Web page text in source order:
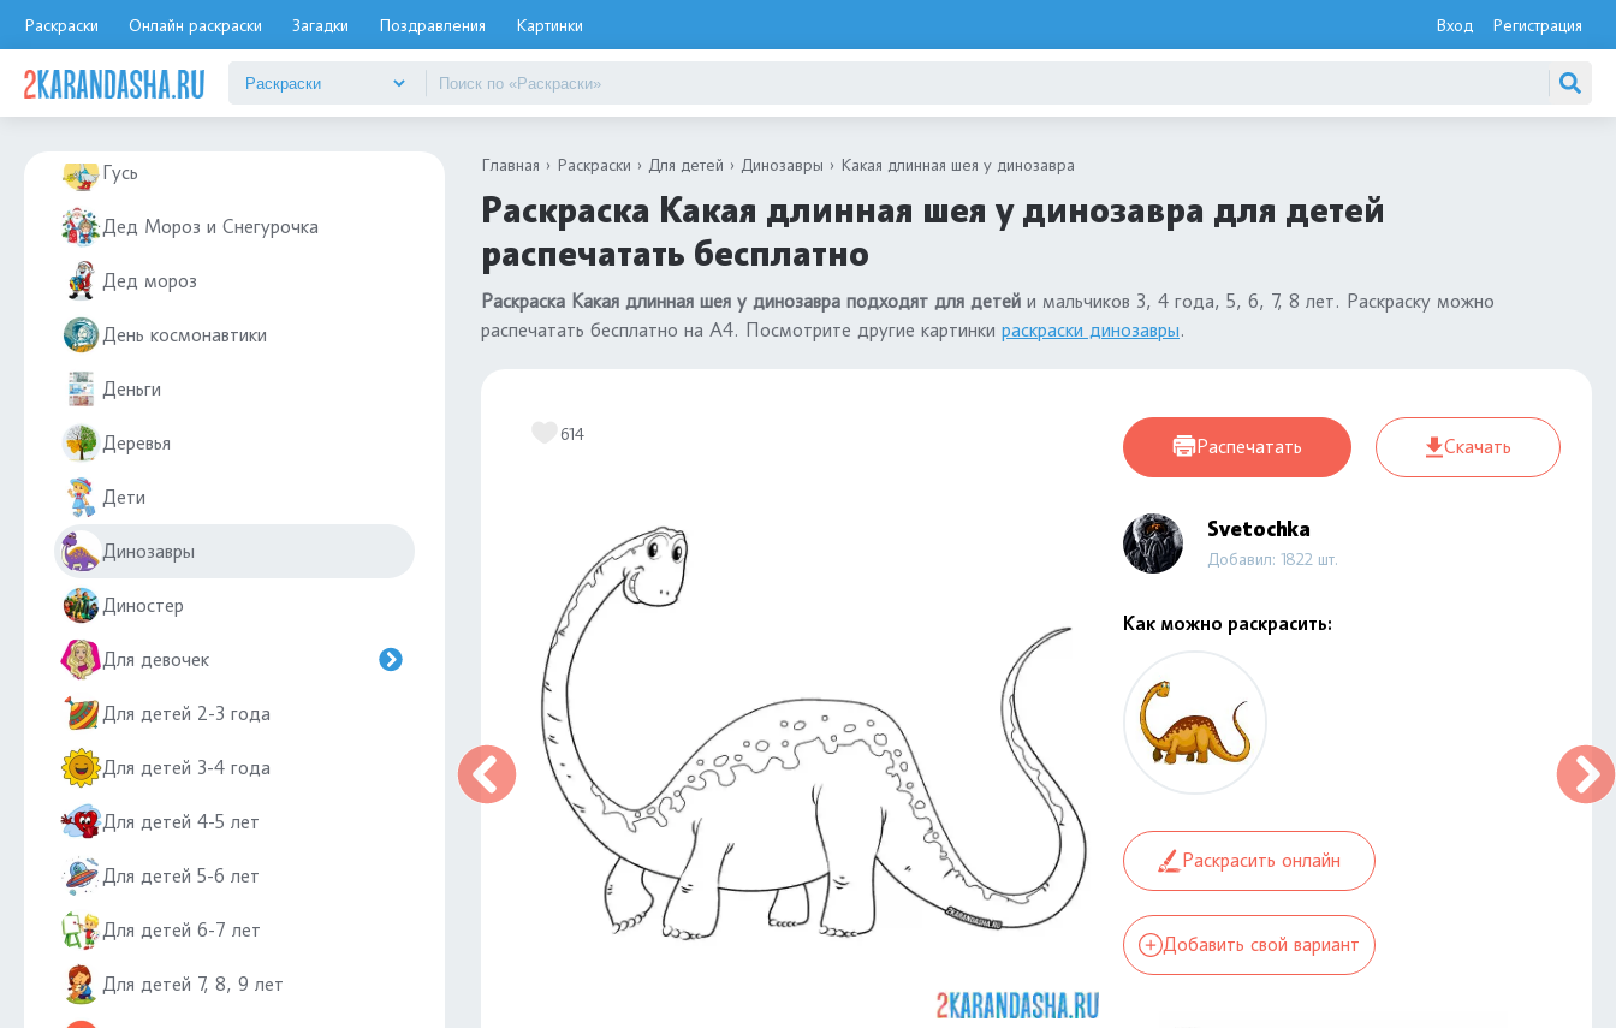
Раскраски Онлайн раскраски Загадки Поздравления Картинки Вход Регистрация
Гусеницы
Гусь
Дед Мороз и Снегурочка
Дед мороз
День космонавтики
Деньги
Деревья
Дети
Динозавры
Диностер
Для девочек
Для детей 2-3 года
Для детей 3-4 года
Для детей 4-5 лет
Для детей 5-6 лет
Для детей 6-7 лет
Для детей 7, 8, 9 лет
Главная Раскраски Для детей Динозавры Какая длинная шея у динозавра
Раскраска Какая длинная шея у динозавра для детей
распечатать бесплатно
Раскраска Какая длинная шея у динозавра подходят для детей и мальчиков 3, 4 года, 5, 6, 7, 8 лет. Раскраску можно
распечатать бесплатно на А4. Посмотрите другие картинки раскраски динозавры.
614
Распечатать Скачать
Svetochka
Добавил: 1822 шт.
Как можно раскрасить:
Раскрасить онлайн
Добавить свой вариант